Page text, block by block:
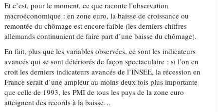
Et c’est, pour le moment, ce que raconte l’observation
macroéconomique : en zone euro, la baisse de croissance ou
remontée du chômage est encore faible (les derniers chiffres
allemands continuaient de faire part d’une baisse du chômage).
En fait, plus que les variables observées, ce sont les indicateurs
avancés qui se sont détériorés de façon spectaculaire : si l’on en
croit les derniers indicateurs avancés de l’INSEE, la récession en
France serait d’une ampleur au moins deux fois plus importante
que celle de 1993, les PMI de tous les pays de la zone euro
atteignent des records à la baisse…